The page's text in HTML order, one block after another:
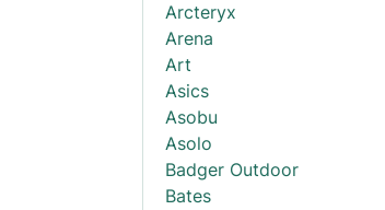
Arcteryx
Arena
Art
Asics
Asobu
Asolo
Badger Outdoor
Bates